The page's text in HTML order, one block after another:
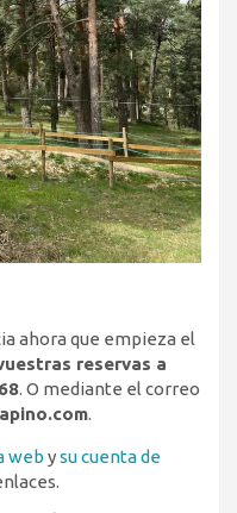
ahora que empieza el
reservas a
. O mediante el correo
.
web ysu cuenta de